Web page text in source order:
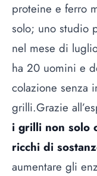
proteine e ferro
solo; uno studio
nel mese di
ha 20 uomini e
colazione senza
grilli.Grazie
i grilli non solo
ricchi di
aumentare gli